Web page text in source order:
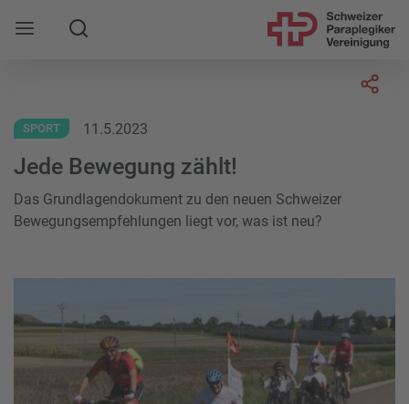
Mobile Navigation öffnen
Suche
SPORT 11.5.2023
Jede Bewegung zählt!
Das Grundlagendokument zu den neuen Schweizer
Bewegungsempfehlungen liegt vor, was ist neu?